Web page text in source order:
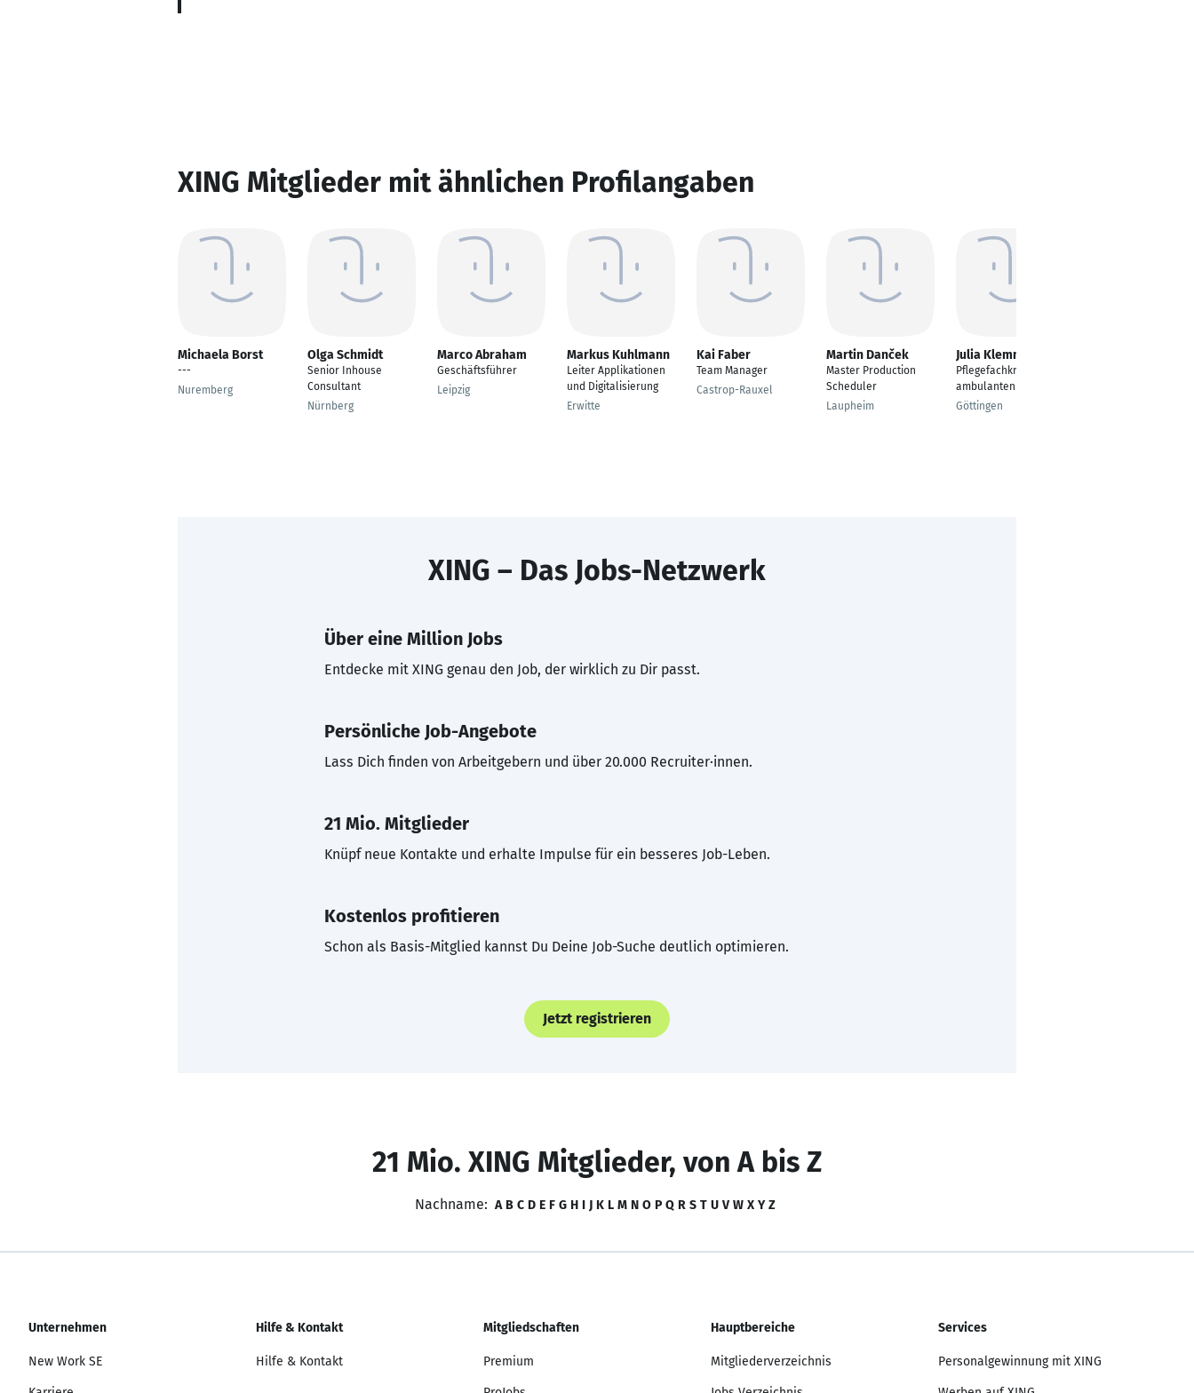
XING Mitglieder mit ähnlichen Profilangaben
Michaela Borst
---
Nuremberg
Olga Schmidt
Senior Inhouse
Consultant
Nürnberg
Marco Abraham
Geschäftsführer
Leipzig
Markus Kuhlmann
Leiter Applikationen
und Digitalisierung
Erwitte
Kai Faber
Team Manager
Castrop-Rauxel
Martin Danček
Master Production
Scheduler
Laupheim
Julia Klemme
Pflegefachkraft in der
ambulanten Pflege
Göttingen
XING – Das Jobs-Netzwerk
Über eine Million Jobs
Entdecke mit XING genau den Job, der wirklich zu Dir passt.
Persönliche Job-Angebote
Lass Dich finden von Arbeitgebern und über 20.000 Recruiter·innen.
21 Mio. Mitglieder
Knüpf neue Kontakte und erhalte Impulse für ein besseres Job-Leben.
Kostenlos profitieren
Schon als Basis-Mitglied kannst Du Deine Job-Suche deutlich optimieren.
Jetzt registrieren
21 Mio. XING Mitglieder, von A bis Z
Nachname: A B C D E F G H I J K L M N O P Q R S T U V W X Y Z
Unternehmen
New Work SE
Hilfe & Kontakt
Hilfe & Kontakt
Mitgliedschaften
Premium
Hauptbereiche
Mitgliederverzeichnis
Services
Personalgewinnung mit XING